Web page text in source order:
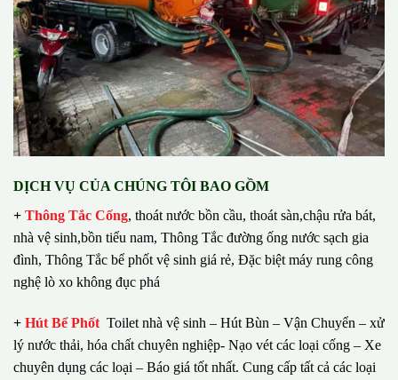
DỊCH VỤ CỦA CHÚNG TÔI BAO GỒM
+ Thông Tắc Cống, thoát nước bồn cầu, thoát sàn,chậu rửa bát,
nhà vệ sinh,bồn tiểu nam, Thông Tắc đường ống nước sạch gia
đình, Thông Tắc bể phốt vệ sinh giá rẻ, Đặc biệt máy rung công
nghệ lò xo không đục phá
+ Hút Bể Phốt Toilet nhà vệ sinh – Hút Bùn – Vận Chuyển – xử
lý nước thải, hóa chất chuyên nghiệp- Nạo vét các loại cống – Xe
chuyên dụng các loại – Báo giá tốt nhất. Cung cấp tất cả các loại